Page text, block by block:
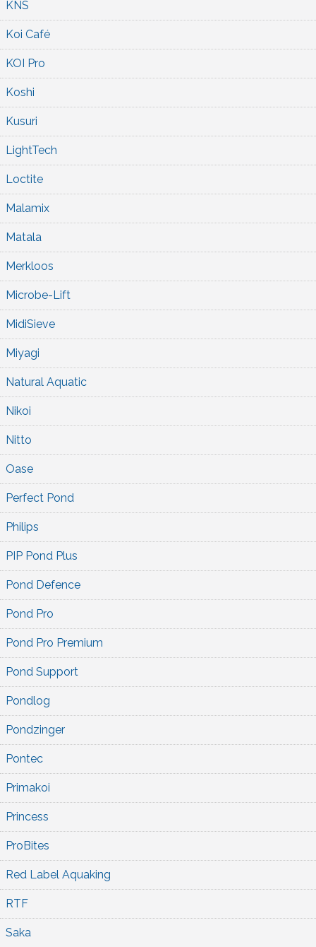
KNS
Koi Café
KOI Pro
Koshi
Kusuri
LightTech
Loctite
Malamix
Matala
Merkloos
Microbe-Lift
MidiSieve
Miyagi
Natural Aquatic
Nikoi
Nitto
Oase
Perfect Pond
Philips
PIP Pond Plus
Pond Defence
Pond Pro
Pond Pro Premium
Pond Support
Pondlog
Pondzinger
Pontec
Primakoi
Princess
ProBites
Red Label Aquaking
RTF
Saka